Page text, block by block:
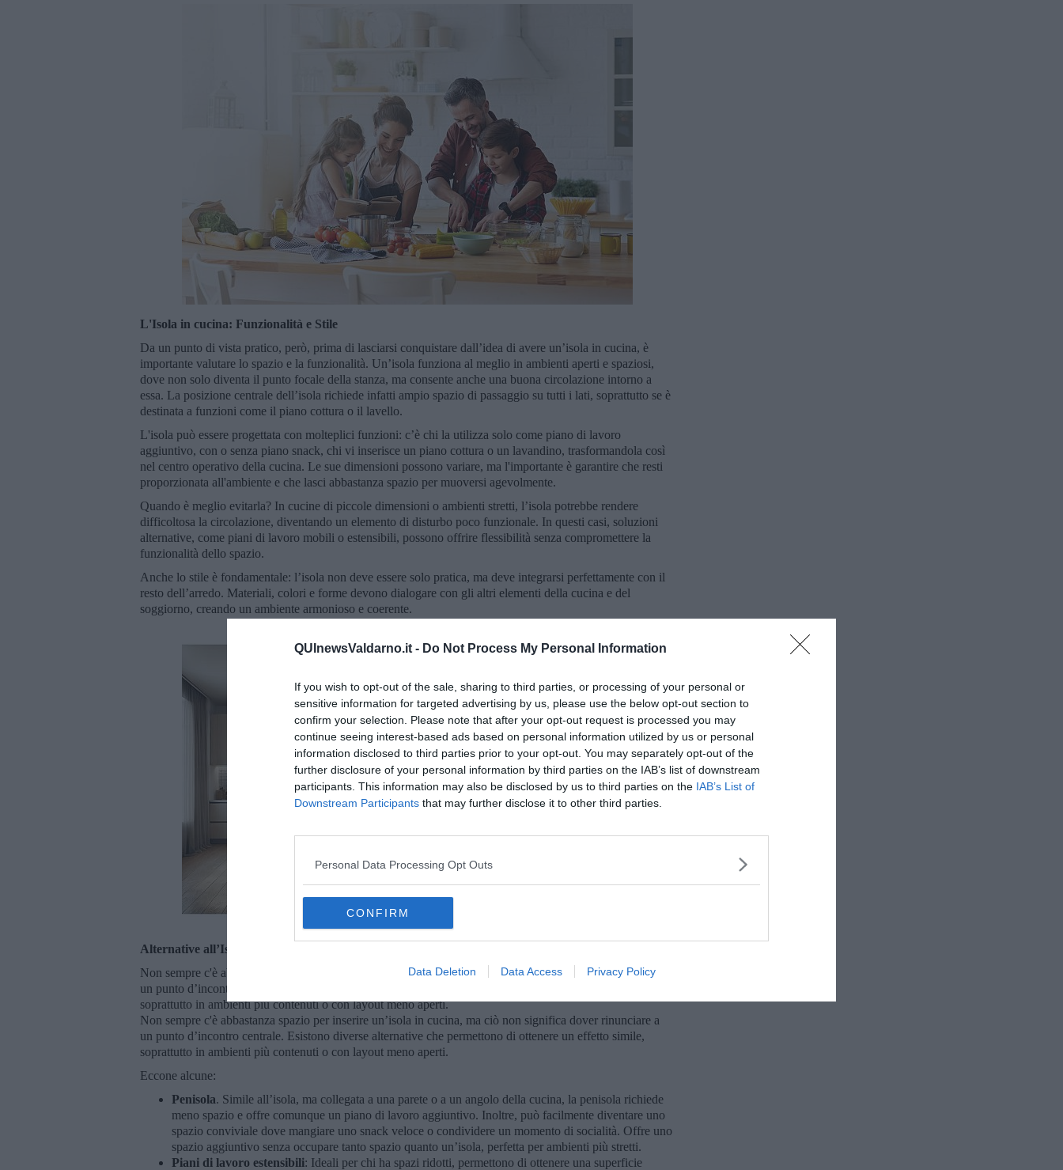
QUInewsValdarno.it - Do Not Process My Personal Information
If you wish to opt-out of the sale, sharing to third parties, or processing of your personal or
sensitive information for targeted advertising by us, please use the below opt-out section to
confirm your selection. Please note that after your opt-out request is processed you may
continue seeing interest-based ads based on personal information utilized by us or personal
information disclosed to third parties prior to your opt-out. You may separately opt-out of the
further disclosure of your personal information by third parties on the IAB’s list of downstream
participants. This information may also be disclosed by us to third parties on the IAB’s List of
Downstream Participants that may further disclose it to other third parties.
Personal Data Processing Opt Outs
CONFIRM
Data Deletion Data Access Privacy Policy
L'Isola in cucina: Funzionalità e Stile
Da un punto di vista pratico, però, prima di lasciarsi conquistare dall’idea di avere un’isola in cucina, è
importante valutare lo spazio e la funzionalità. Un’isola funziona al meglio in ambienti aperti e spaziosi,
dove non solo diventa il punto focale della stanza, ma consente anche una buona circolazione intorno a
essa. La posizione centrale dell’isola richiede infatti ampio spazio di passaggio su tutti i lati, soprattutto se è
destinata a funzioni come il piano cottura o il lavello.
L'isola può essere progettata con molteplici funzioni: c’è chi la utilizza solo come piano di lavoro
aggiuntivo, con o senza piano snack, chi vi inserisce un piano cottura o un lavandino, trasformandola così
nel centro operativo della cucina. Le sue dimensioni possono variare, ma l'importante è garantire che resti
proporzionata all'ambiente e che lasci abbastanza spazio per muoversi agevolmente.
Quando è meglio evitarla? In cucine di piccole dimensioni o ambienti stretti, l’isola potrebbe rendere
difficoltosa la circolazione, diventando un elemento di disturbo poco funzionale. In questi casi, soluzioni
alternative, come piani di lavoro mobili o estensibili, possono offrire flessibilità senza compromettere la
funzionalità dello spazio.
Anche lo stile è fondamentale: l’isola non deve essere solo pratica, ma deve integrarsi perfettamente con il
resto dell’arredo. Materiali, colori e forme devono dialogare con gli altri elementi della cucina e del
soggiorno, creando un ambiente armonioso e coerente.
Alternative all’Isola
Non sempre c'è abbastanza spazio per inserire un’isola in cucina, ma ciò non significa dover rinunciare a
un punto d’incontro centrale. Esistono diverse alternative che permettono di ottenere un effetto simile,
soprattutto in ambienti più contenuti o con layout meno aperti.
Non sempre c'è abbastanza spazio per inserire un’isola in cucina, ma ciò non significa dover rinunciare a
un punto d’incontro centrale. Esistono diverse alternative che permettono di ottenere un effetto simile,
soprattutto in ambienti più contenuti o con layout meno aperti.
Eccone alcune:
Penisola. Simile all’isola, ma collegata a una parete o a un angolo della cucina, la penisola richiede
meno spazio e offre comunque un piano di lavoro aggiuntivo. Inoltre, può facilmente diventare uno
spazio conviviale dove mangiare uno snack veloce o condividere un momento di socialità. Offre uno
spazio aggiuntivo senza occupare tanto spazio quanto un’isola, perfetta per ambienti più stretti.
Piani di lavoro estensibili: Ideali per chi ha spazi ridotti, permettono di ottenere una superficie